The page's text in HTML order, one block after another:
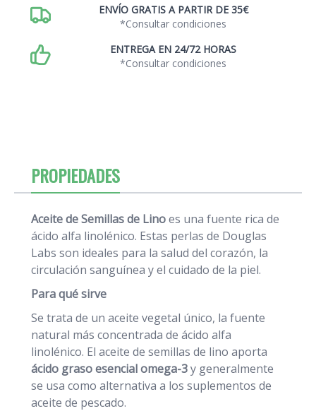
ENVÍO GRATIS A PARTIR DE 35€
*Consultar condiciones
ENTREGA EN 24/72 HORAS
*Consultar condiciones
PROPIEDADES
Aceite de Semillas de Linoes una fuente rica de
ácido alfa linolénico. Estas perlas de Douglas
Labs son ideales para la salud del corazón, la
circulación sanguínea y el cuidado de la piel.
Para qué sirve
Se trata de un aceite vegetal único, la fuente
natural más concentrada de ácido alfa
linolénico. El aceite de semillas de lino aporta
ácido graso esencial omega-3y generalmente
se usa como alternativa a los suplementos de
aceite de pescado.